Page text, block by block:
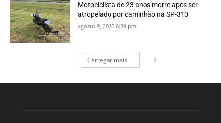
Motociclista de 23 anos morre após ser
atropelado por caminhão na SP-310
agosto 9, 2026 6:39 pm
Carregar mais